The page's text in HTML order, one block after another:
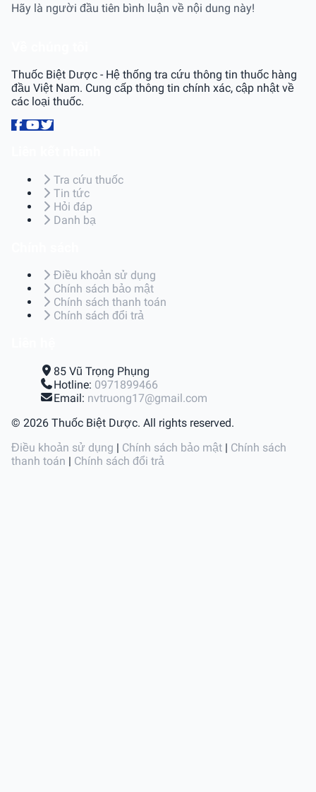
Hãy là người đầu tiên bình luận về nội dung này!
Thuốc Biệt Dược - Hệ thống tra cứu thông tin thuốc hàng
đầu Việt Nam. Cung cấp thông tin chính xác, cập nhật về
các loại thuốc.
Tra cứu thuốc
Tin tức
Hỏi đáp
Danh bạ
Điều khoản sử dụng
Chính sách bảo mật
Chính sách thanh toán
Chính sách đổi trả
85 Vũ Trọng Phụng
Hotline: 0971899466
Email: nvtruong17@gmail.com
© 2026 Thuốc Biệt Dược. All rights reserved.
Điều khoản sử dụng | Chính sách bảo mật | Chính sách
thanh toán | Chính sách đổi trả